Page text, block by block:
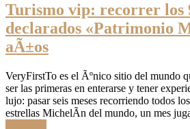
Turismo vip: recorrer los
declarados «Patrimonio
aÃ±os
VeryFirstTo es el Ãºnico sitio del mundo
ser las primeras en enterarse y tener
lujo: pasar seis meses recorriendo todos
estrellas MichelÃ­n del mundo, un mes